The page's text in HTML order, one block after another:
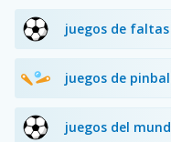
juegos de faltas
juegos de
juegos del